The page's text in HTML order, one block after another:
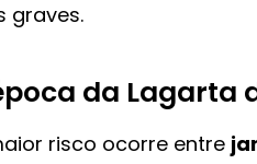
graves.
da Lagarta
risco ocorre entre